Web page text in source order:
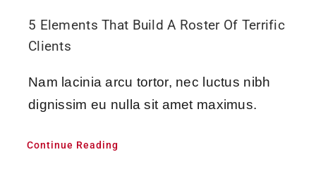
5 Elements That Build A Roster Of Terrific
Clients
Nam lacinia arcu tortor, nec luctus nibh
dignissim eu nulla sit amet maximus.
Continue Reading